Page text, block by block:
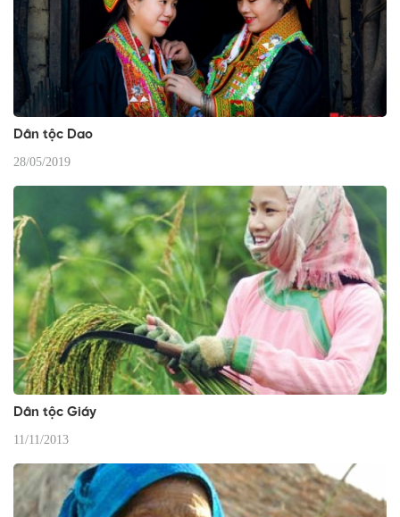
Dân tộc Dao
28/05/2019
Dân tộc Giáy
11/11/2013